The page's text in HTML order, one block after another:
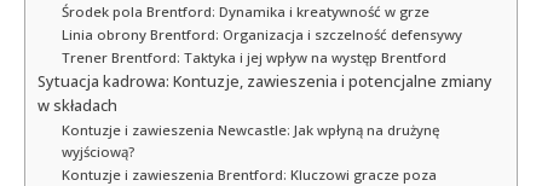
Środek pola Brentford: Dynamika i kreatywność w grze
Linia obrony Brentford: Organizacja i szczelność defensywy
Trener Brentford: Taktyka i jej wpływ na występ Brentford
Sytuacja kadrowa: Kontuzje, zawieszenia i potencjalne zmiany
w składach
Kontuzje i zawieszenia Newcastle: Jak wpłyną na drużynę
wyjściową?
Kontuzje i zawieszenia Brentford: Kluczowi gracze poza